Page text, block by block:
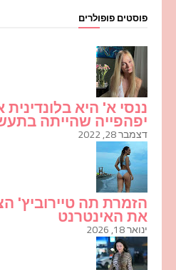
פוסטים פופולרים
ננסי א' היא בלונדינית
יפהפייה שהייתה
דצמבר 28, 2022
הזמרת תה טיירוביץ'
את האינטרנט
ינואר 18, 2026